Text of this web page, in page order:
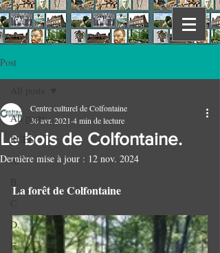
Post
All posts
RUES
A.
D.
E.
Le bois de Colfontaine.
Centre culturel de Colfontaine
30 avr. 2021 4 min de lecture
Dernière mise à jour : 12 nov. 2024
La forêt de Colfontaine